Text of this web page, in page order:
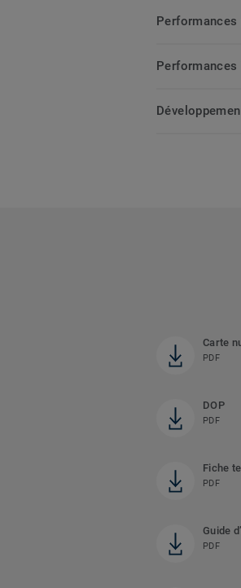
Performances
Carte
PDF
DOP
PDF
Fiche
PDF
Guide
PDF